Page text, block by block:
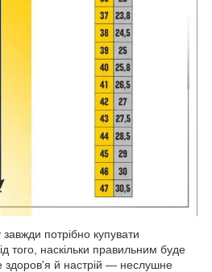
потрібно купувати
того, наскільки правильним буде
здоров'я й настрій — неслушне